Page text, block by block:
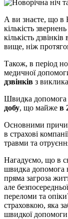
А ви знаєте, що в
кількість
кількість
вище, ніж
Також, в період
медичної
дзвінків з
Швидка допомога
добу, що майже в
Основними
в страхові
травми та
Нагадуємо, що в
швидка допомога
пряма загроза
але
переломи та
страховкою, яка
швидкої допомоги